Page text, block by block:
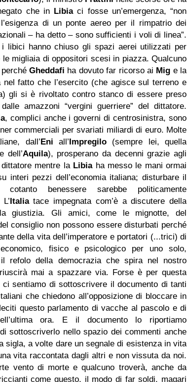
che in Libiaci fosse un’emergenza, “non
di un ponte aereo per il rimpatrio dei
– ha detto – sono sufficienti i voli di linea”.
i libici hanno chiuso gli spazi aerei utilizzati per
le migliaia di oppositori scesi in piazza. Qualcuno
perchéGheddafi ha dovuto far ricorso ai Mig e la
nel fatto che l’esercito (che agisce sul terreno e
gli si è rivoltato contro stanco di essere preso
amazzoni “vergini guerriere” del dittatore.
, complici anche i governi di centrosinistra, sono
commerciali per svariati miliardi di euro. Molte
dall’Eni all’Impregilo (sempre lei, quella
dell’Aquila), prosperano da decenni grazie agli
mentre la Libia ha messo le mani ormai
interi pezzi dell’economia italiana; disturbare il
benessere sarebbe politicamente
Italiatace impegnata com’è a discutere della
giustizia. Gli amici, come le mignotte, del
consiglio non possono essere disturbati perché
della vita dell’imperatore e portatori (...trici) di
fisico e psicologico per uno solo,
refolo della democrazia che spira nel nostro
mai a spazzare via. Forse è per questa
ci sentiamo di sottoscrivere il documento di tanti
che chiedono all’opposizione di bloccare in
questo parlamento di vacche al pascolo e di
ora. E il documento lo riportiamo
sottoscriverlo nello spazio dei commenti anche
sigla, a volte dare un segnale di esistenza in vita
vita raccontata dagli altri e non vissuta da noi.
vento di morte e qualcuno troverà, anche da
come questo, il modo di far soldi, magari